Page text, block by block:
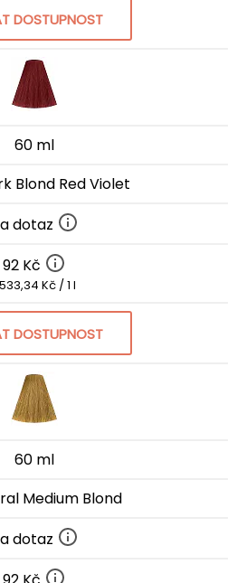
DOSTUPNOST
60 ml
Blond Red Violet
dotaz
92 Kč
Kč / 1 l
DOSTUPNOST
60 ml
Medium Blond
dotaz